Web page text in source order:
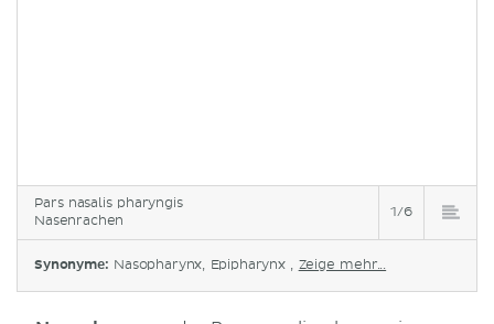
Pars nasalis pharyngis
Nasenrachen
1/6
Synonyme: Nasopharynx, Epipharynx , Zeige mehr...